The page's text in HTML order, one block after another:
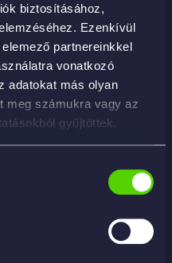
biztosításához,
Ezenkívül
partnereinkkel
vonatkozó
adatokat más olyan
meg számukra vagy az
gyűjtöttek.
– vileda
Ft